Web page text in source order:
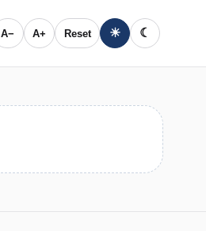
A− A+ Reset ☀ ☾